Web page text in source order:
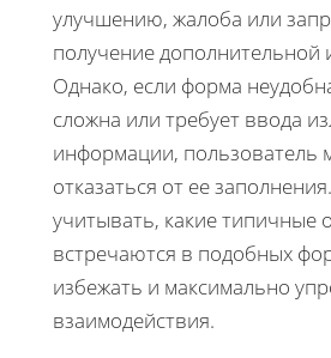
улучшению, жалоба или
получение
Однако, если форма
сложна или требует ввода
информации, пользователь
отказаться от ее
учитывать, какие типичные
встречаются в подобных
избежать и максимально
взаимодействия.